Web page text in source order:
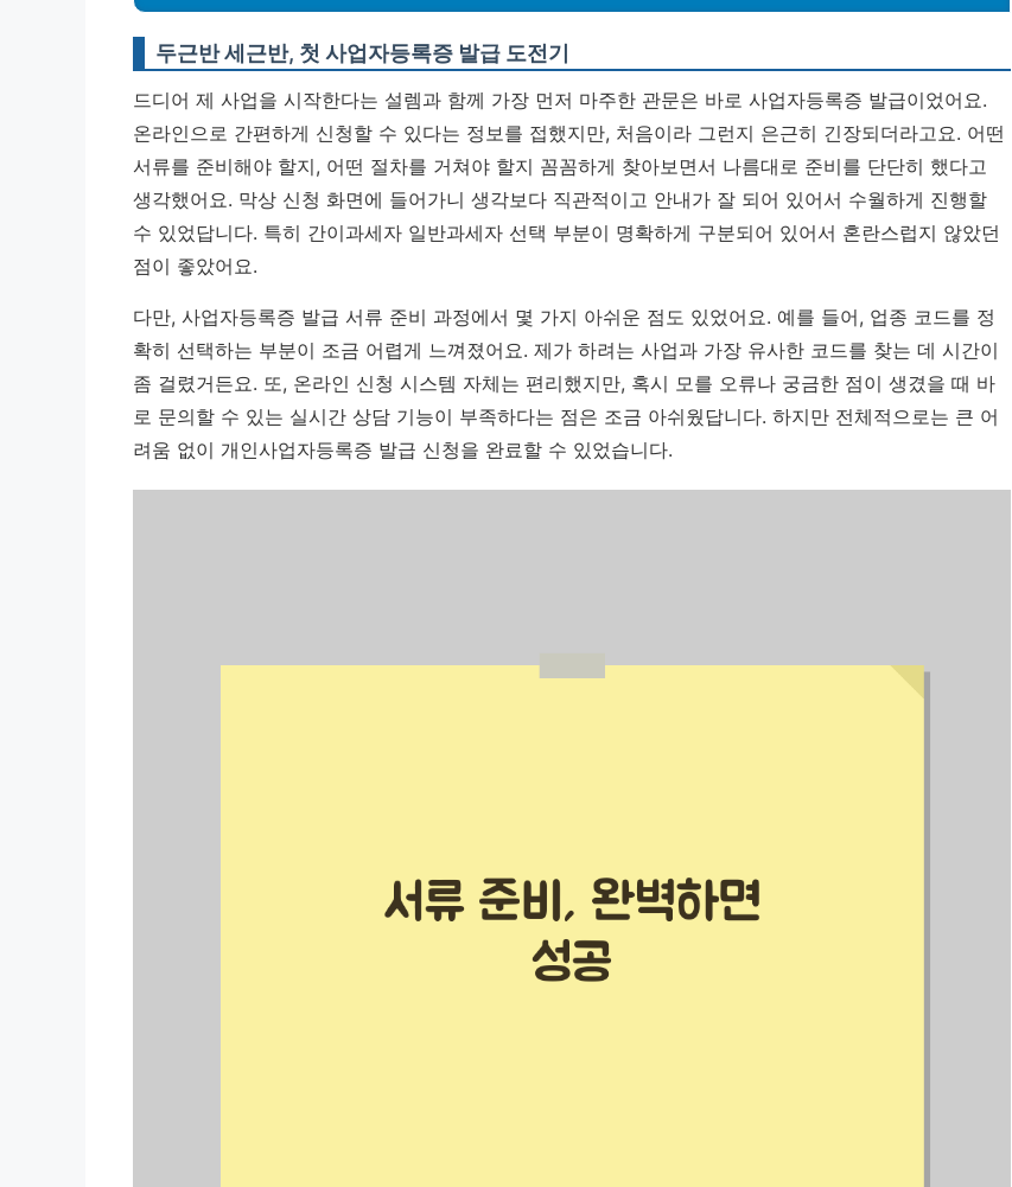
두근반 세근반, 첫 사업자등록증 발급 도전기
드디어 제 사업을 시작한다는 설렘과 함께 가장 먼저 마주한 관문은 바로 사업자등록증 발급이었어요.
온라인으로 간편하게 신청할 수 있다는 정보를 접했지만, 처음이라 그런지 은근히 긴장되더라고요. 어떤
서류를 준비해야 할지, 어떤 절차를 거쳐야 할지 꼼꼼하게 찾아보면서 나름대로 준비를 단단히 했다고
생각했어요. 막상 신청 화면에 들어가니 생각보다 직관적이고 안내가 잘 되어 있어서 수월하게 진행할
수 있었답니다. 특히 간이과세자 일반과세자 선택 부분이 명확하게 구분되어 있어서 혼란스럽지 않았던
점이 좋았어요.
다만, 사업자등록증 발급 서류 준비 과정에서 몇 가지 아쉬운 점도 있었어요. 예를 들어, 업종 코드를 정
확히 선택하는 부분이 조금 어렵게 느껴졌어요. 제가 하려는 사업과 가장 유사한 코드를 찾는 데 시간이
좀 걸렸거든요. 또, 온라인 신청 시스템 자체는 편리했지만, 혹시 모를 오류나 궁금한 점이 생겼을 때 바
로 문의할 수 있는 실시간 상담 기능이 부족하다는 점은 조금 아쉬웠답니다. 하지만 전체적으로는 큰 어
려움 없이 개인사업자등록증 발급 신청을 완료할 수 있었습니다.